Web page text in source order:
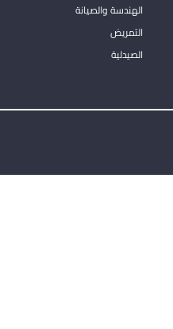
الهندسة والصيانة
التمريض
الصيدلية